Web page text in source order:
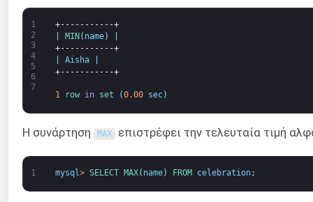
1
2
3
4
5
6
7
+-----------+
MIN ( name)
+-----------+
Aisha
+-----------+
1 row in set (0.00 sec)
Η συνάρτηση MAX επιστρέφει την τελευταία τιμή
1 mysql > SELECT MAX( name) FROM celebration;